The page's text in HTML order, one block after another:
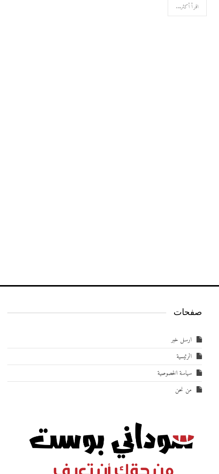
اقرأ أكثر...
صفحات
ارسل خبر
الرئيسية
سياسة الخصوصية
من نحن